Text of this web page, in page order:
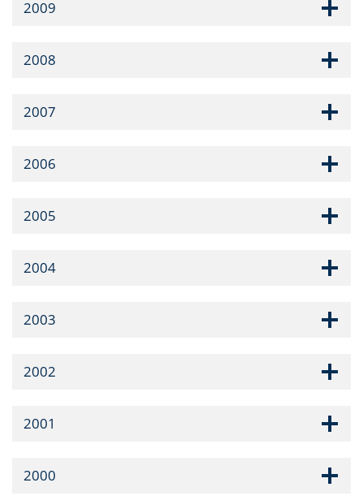
2009
2008
2007
2006
2005
2004
2003
2002
2001
2000